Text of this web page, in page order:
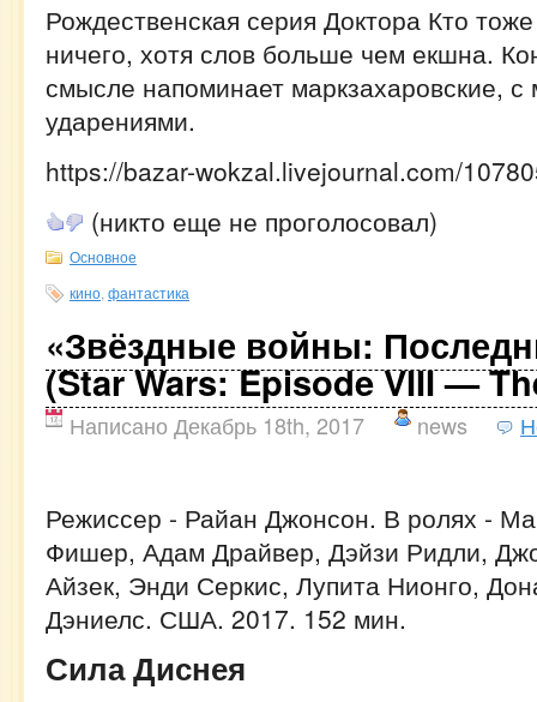
Рождественская серия Доктора Кто
ничего, хотя слов больше чем екшна.
смысле напоминает маркзахаровские,
ударениями.
https://bazar-wokzal.livejournal.com/
(никто еще не проголосовал)
Основное
кино фантастика
«Звёздные войны:
(Star Wars: Episode VIII —
Написано Декабрь 18th, 2017 news
Режиссер - Райан Джонсон. В ролях -
Фишер, Адам Драйвер, Дэйзи Ридли,
Айзек, Энди Серкис, Лупита Нионго,
Дэниелс. США. 2017. 152 мин.
Сила Диснея